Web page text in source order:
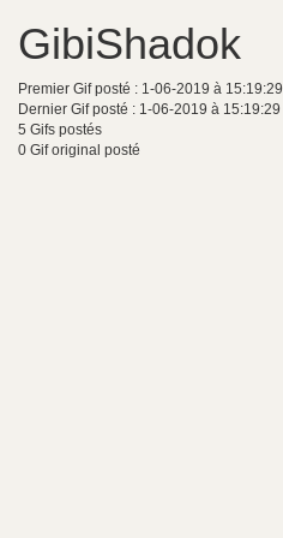
GibiShadok
Premier Gif posté : 1-06-2019 à 15:19:29
Dernier Gif posté : 1-06-2019 à 15:19:29
5 Gifs postés
0 Gif original posté